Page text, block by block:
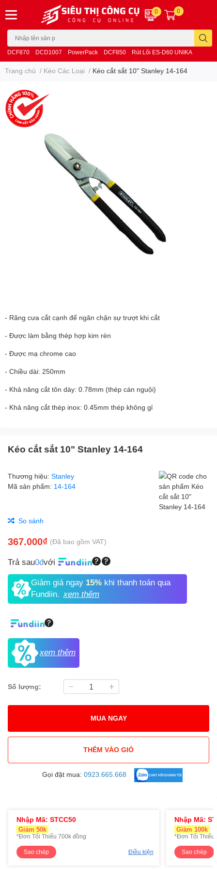
DCF870 DCD1007 PowerPack DCF850 Rút Lõi ES-D60 UNIKA
0 0
Trang chủ / Kéo Các Loại / Kéo cắt sắt 10" Stanley 14-164
- Răng cưa cắt cạnh để ngăn chặn sự trượt khi cắt
- Được làm bằng thép hợp kim rèn
- Được mạ chrome cao
- Chiều dài: 250mm
- Khả năng cắt tôn dày: 0.78mm (thép cán nguội)
- Khả năng cắt thép inox: 0.45mm thép không gỉ
Kéo cắt sắt 10" Stanley 14-164
Thương hiệu: Stanley
Mã sản phẩm: 14-164
So sánh
367.000₫ (Đã bao gồm VAT)
Trả sau0đvới
Giảm giá ngay 15%khi thanh toán qua
Fundiin. xem thêm
xem thêm
Số lượng:
MUA NGAY
THÊM VÀO GIỎ
Gọi đặt mua: 0923.665.668
Nhập Mã: STCC50
Giảm 50k
*Đơn Tối Thiểu 700k đồng
Sao chép Điều kiện
Nhập Mã:
Giảm 100k
*Đơn Tối Thiểu
Sao chép